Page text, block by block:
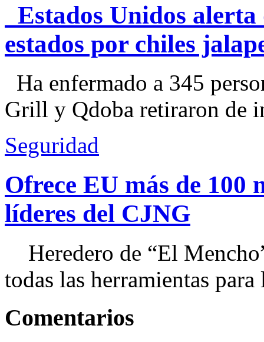
Estados Unidos alerta
estados por chiles
Ha enfermado a 345
Grill y Qdoba retiraron de
Seguridad
Ofrece EU más de 100
líderes del CJNG
Heredero de “El
todas las herramientas
Comentarios